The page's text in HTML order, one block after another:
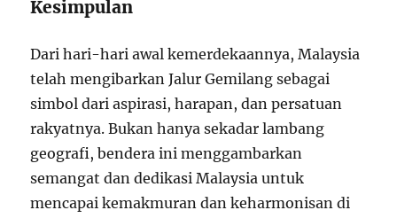
Kesimpulan
Dari hari-hari awal kemerdekaannya, Malaysia
telah mengibarkan Jalur Gemilang sebagai
simbol dari aspirasi, harapan, dan persatuan
rakyatnya. Bukan hanya sekadar lambang
geografi, bendera ini menggambarkan
semangat dan dedikasi Malaysia untuk
mencapai kemakmuran dan keharmonisan di